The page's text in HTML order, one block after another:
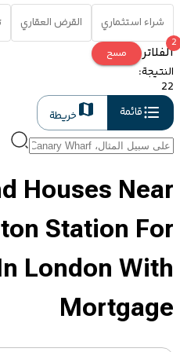
شراء استثماري القرض العقاري
الفلاتر
2
مسح
النتيجة:
22
قائمة
خريطة
Houses Near
Station For
London With
Mortgage